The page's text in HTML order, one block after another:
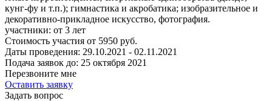
кунг-фу и т.п.); гимнастика и акробатика; изобразительное и
декоративно-прикладное искусство, фотография.
участники: от 3 лет
Стоимость участия от 5950 руб.
Даты проведения: 29.10.2021 - 02.11.2021
Подача заявок до: 25 октября 2021
Перезвоните мне
Оставить заявку
Задать вопрос